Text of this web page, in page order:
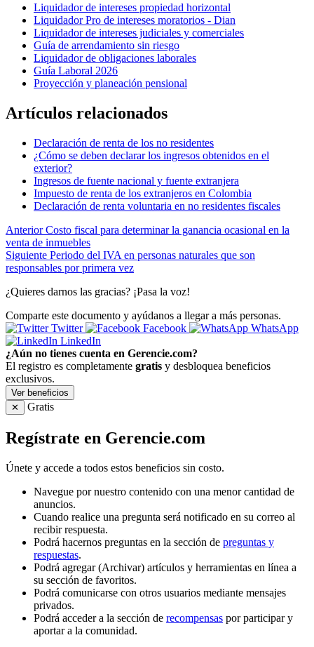
Liquidador de intereses propiedad horizontal
Liquidador Pro de intereses moratorios - Dian
Liquidador de intereses judiciales y comerciales
Guía de arrendamiento sin riesgo
Liquidador de obligaciones laborales
Guía Laboral 2026
Proyección y planeación pensional
Artículos relacionados
Declaración de renta de los no residentes
¿Cómo se deben declarar los ingresos obtenidos en el
exterior?
Ingresos de fuente nacional y fuente extranjera
Impuesto de renta de los extranjeros en Colombia
Declaración de renta voluntaria en no residentes fiscales
Anterior Costo fiscal para determinar la ganancia ocasional en la
venta de inmuebles
Siguiente Periodo del IVA en personas naturales que son
responsables por primera vez
¿Quieres darnos las gracias? ¡Pasa la voz!
Comparte este documento y ayúdanos a llegar a más personas.
Twitter
Facebook
WhatsApp
LinkedIn
¿Aún no tienes cuenta en Gerencie.com?
El registro es completamente gratis y desbloquea beneficios
exclusivos.
Ver beneficios
✕
Gratis
Regístrate en Gerencie.com
Únete y accede a todos estos beneficios sin costo.
Navegue por nuestro contenido con una menor cantidad de
anuncios.
Cuando realice una pregunta será notificado en su correo al
recibir respuesta.
Podrá hacernos preguntas en la sección de preguntas y
respuestas.
Podrá agregar (Archivar) artículos y herramientas en línea a
su sección de favoritos.
Podrá comunicarse con otros usuarios mediante mensajes
privados.
Podrá acceder a la sección de recompensas por participar y
aportar a la comunidad.